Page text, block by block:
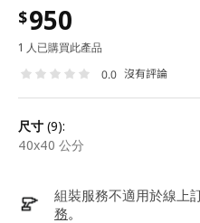
$950
1 人已購買此產品
0.0 沒有評論
尺寸 (9):
40x40 公分
組裝服務不適用於線上
務。